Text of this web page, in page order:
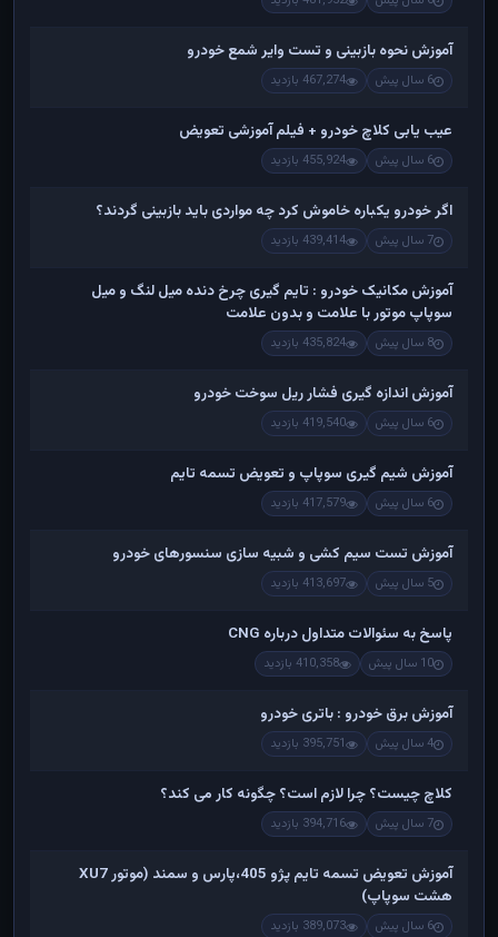
آموزش نحوه بازبینی و تست وایر شمع خودرو
6 سال پیش 467,274 بازدید
عیب یابی کلاچ خودرو + فیلم آموزشی تعویض
6 سال پیش 455,924 بازدید
اگر خودرو یکباره خاموش کرد چه مواردی باید بازبینی گردند؟
7 سال پیش 439,414 بازدید
آموزش مکانیک خودرو : تایم گیری چرخ دنده میل لنگ و میل
سوپاپ موتور با علامت و بدون علامت
8 سال پیش 435,824 بازدید
آموزش اندازه گیری فشار ریل سوخت خودرو
6 سال پیش 419,540 بازدید
آموزش شیم گیری سوپاپ و تعویض تسمه تایم
6 سال پیش 417,579 بازدید
آموزش تست سیم کشی و شبیه سازی سنسورهای خودرو
5 سال پیش 413,697 بازدید
پاسخ به سئوالات متداول درباره CNG
10 سال پیش 410,358 بازدید
آموزش برق خودرو : باتری خودرو
4 سال پیش 395,751 بازدید
کلاچ چیست؟ چرا لازم است؟ چگونه کار می کند؟
7 سال پیش 394,716 بازدید
آموزش تعویض تسمه تایم پژو 405،پارس و سمند (موتور XU7
هشت سوپاپ)
6 سال پیش 389,073 بازدید